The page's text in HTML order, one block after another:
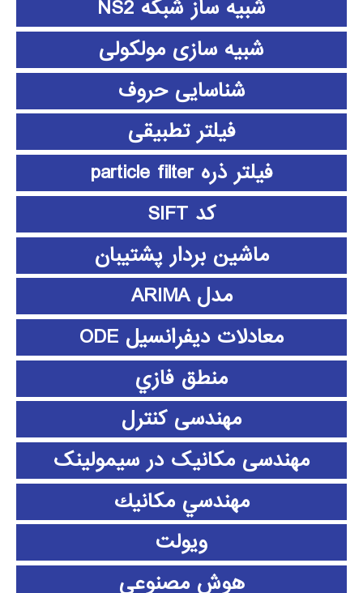
شبیه ساز شبکه NS2
شبیه سازی مولکولی
شناسایی حروف
فیلتر تطبیقی
فیلتر ذره particle filter
کد SIFT
ماشین بردار پشتیبان
مدل ARIMA
معادلات دیفرانسیل ODE
منطق فازي
مهندسی کنترل
مهندسی مکانیک در سیمولینک
مهندسي مكانيك
ویولت
هوش مصنوعی